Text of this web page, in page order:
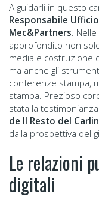
A guidarli in questo
Responsabile
Mec&Partners .
approfondito non
media e costruzione
ma anche gli
conferenze stampa,
stampa. Prezioso
stata la
de Il Resto del
dalla prospettiva del
Le relazioni
digitali